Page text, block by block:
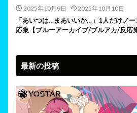
2025年10月9日 2025年10月10日
「あいつは…まあいいか…」1人だけノ
応集【ブルーアーカイブ/ブルアカ/反応集
最新の投稿